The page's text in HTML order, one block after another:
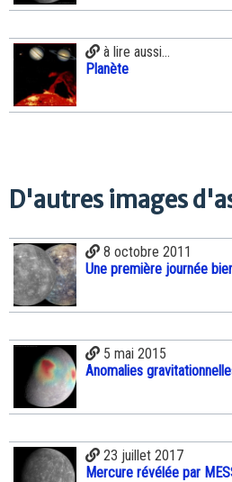
à lire aussi...
Planète
D'autres images
8 octobre 2011
Une première journée
5 mai 2015
Anomalies
23 juillet 2017
Mercure révélée par